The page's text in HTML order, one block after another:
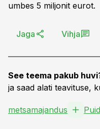
umbes 5 miljonit eurot.
Jaga Vihja
See teema pakub
ja saad alati teavituse,
metsamajandus